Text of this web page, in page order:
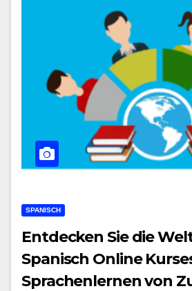
SPANISCH
Entdecken Sie die
Spanisch Online
Sprachenlernen von